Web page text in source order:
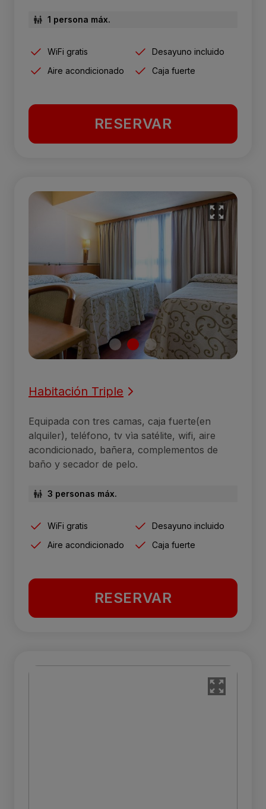
1 persona máx.
WiFi gratis
Desayuno incluido
Aire acondicionado
Caja fuerte
RESERVAR
Habitación Triple
Equipada con tres camas, caja fuerte(en
alquiler), teléfono, tv vìa satélite, wifi, aire
acondicionado, bañera, complementos de
baño y secador de pelo.
3 personas máx.
WiFi gratis
Desayuno incluido
Aire acondicionado
Caja fuerte
RESERVAR